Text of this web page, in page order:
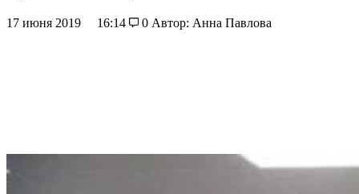
17 июня 2019 16:14 0 Автор: Анна Павлова